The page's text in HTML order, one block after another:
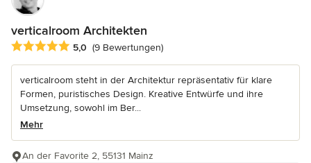
verticalroom Architekten
Durchschnittliche Bewertung: 5 von 5 Sternen
5,0 (9 Bewertungen)
verticalroom steht in der Architektur repräsentativ für klare
Formen, puristisches Design. Kreative Entwürfe und ihre
Umsetzung, sowohl im Ber...
Mehr
An der Favorite 2, 55131 Mainz